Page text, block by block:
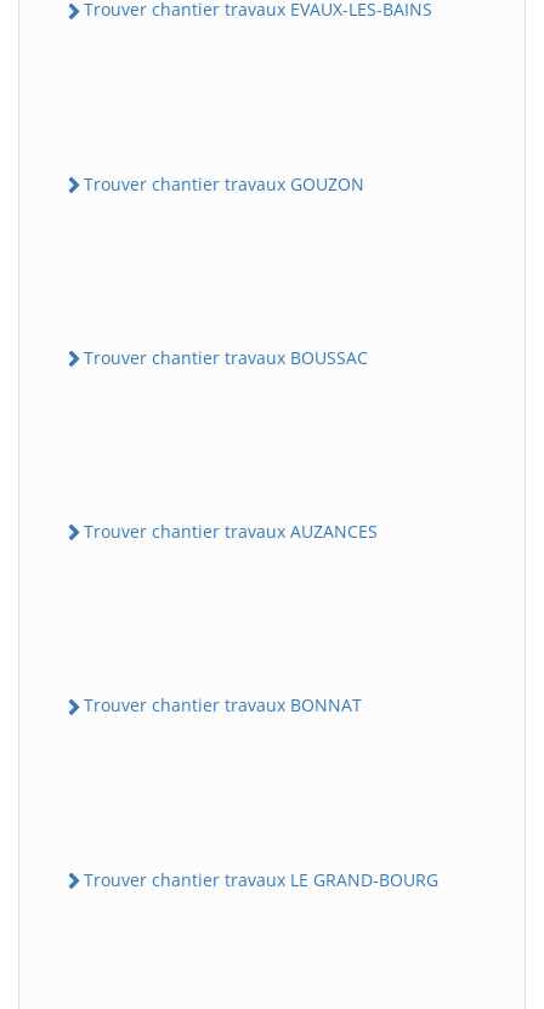
Trouver chantier travaux EVAUX-LES-BAINS
Trouver chantier travaux GOUZON
Trouver chantier travaux BOUSSAC
Trouver chantier travaux AUZANCES
Trouver chantier travaux BONNAT
Trouver chantier travaux LE GRAND-BOURG